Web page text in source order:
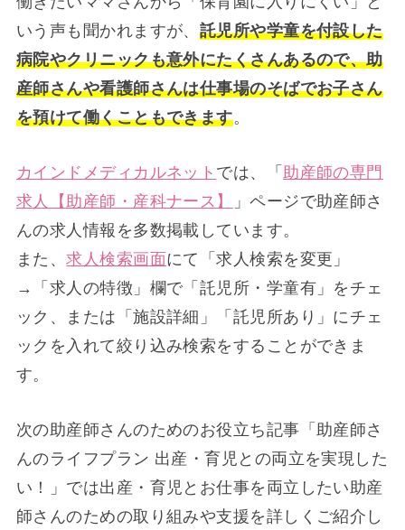
いう声も聞かれますが、 託児所や学童を付設した
病院やクリニックも意外にたくさんあるので、助
産師さんや看護師さんは仕事場のそばでお子さん
を預けて働くこともできます。
カインドメディカルネット では、「助産師の専門
求人【助産師・産科ナース】
」ページで助産師さ
んの求人情報を多数掲載しています。
また、求人検索画面にて「求人検索を変更」
→「求人の特徴」欄で「託児所・学童有」をチェ
ック、または「施設詳細」「託児所あり」にチェ
ックを入れて絞り込み検索をすることができま
す。
次の助産師さんのためのお役立ち記事「助産師さ
んのライフプラン 出産・育児との両立を実現した
い！」では出産・育児とお仕事を両立したい助産
師さんのための取り組みや支援を詳しくご紹介し